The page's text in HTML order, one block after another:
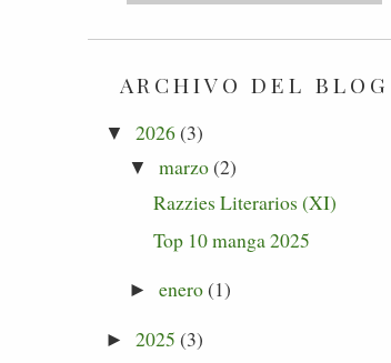
ARCHIVO DEL BLOG
▼ 2026(3)
▼ marzo(2)
Razzies Literarios (XI)
Top 10 manga 2025
►enero(1)
► 2025 (3)